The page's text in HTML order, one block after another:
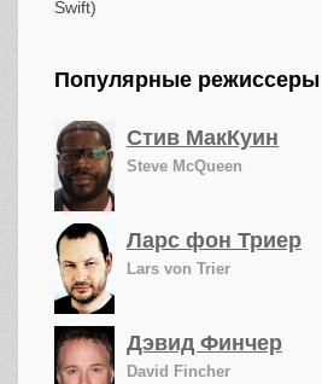
Популярные режиссеры
Стив МакКуин
Steve McQueen
Ларс фон Триер
Lars von Trier
Дэвид Финчер
David Fincher